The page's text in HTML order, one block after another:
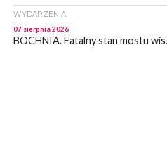
WYDARZENIA
07 sierpnia 2026
BOCHNIA. Fatalny stan mostu